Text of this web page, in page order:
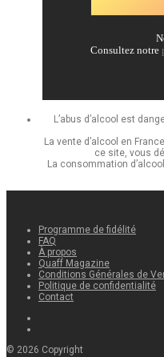
Consultez notre
L’abus d’alcool est
La vente d’alcool en
ce site, vous
La consommation
Programme de fidélité
FAQ
À propos
Quaff Magazine
Conditions Générales de
Politique de confidentialité
Contact
© 2026 Copyright